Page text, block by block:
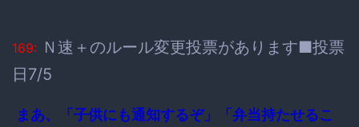
169: Ｎ速＋のルール変更投票があります■投票
日7/5
まあ、「子供にも通知するぞ」「弁当持たせるこ